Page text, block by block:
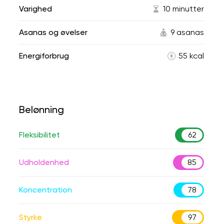
Varighed 10 minutter
Asanas og øvelser 9 asanas
Energiforbrug 55 kcal
Belønning
Fleksibilitet 62
Udholdenhed 85
Koncentration 78
Styrke 97